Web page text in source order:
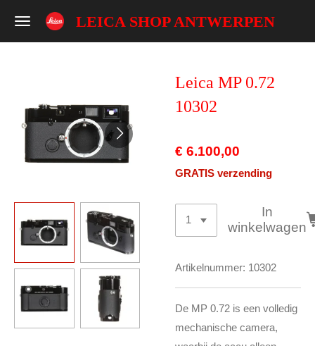
Ga
LEICA SHOP ANTWERPEN
Leica MP 0.72
10302
€ 6.100,00
GRATIS verzending
In
winkelwagen
Artikelnummer: 10302
De MP 0.72 is een volledig
mechanische camera,